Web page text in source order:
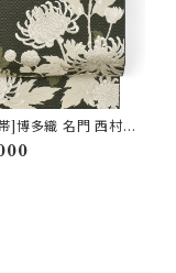
]博多織 名門 西村織
12枚朱子 寿
正絹 日本製(商品番